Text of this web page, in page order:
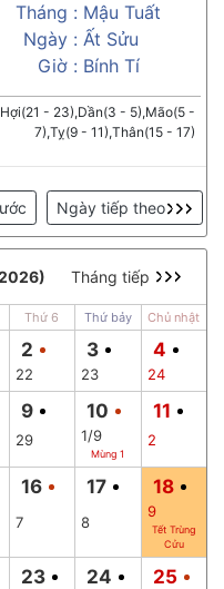
Tháng : Mậu Tuất
Ngày : Ất Sửu
Giờ : Bính Tí
- 23),Dần(3 - 5),Mão(5 -
7),Tỵ(9 - 11),Thân(15 - 17)
Ngày tiếp theo
Tháng tiếp
Thứ 6 Thứ bảy Chủ nhật
2
22
3
23
4
24
9
29
10
1/9
Mùng 1
11
2
16
7
17
8
18
9
Tết Trùng
Cửu
23 24 25